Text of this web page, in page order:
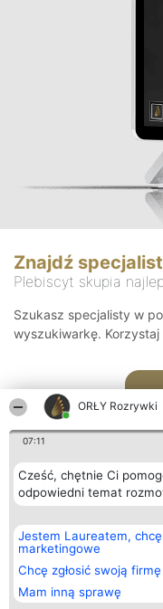
ORŁY Rozrywki
07:11
Cześć, chętnie Ci
odpowiedni temat
Jestem Laureatem,
marketingowe
Chcę zgłosić swoją firmę
Mam inną sprawę
Znajdź
Plebiscyt skupia
Szukasz specjalisty w
wyszukiwarkę.
Organizator plebiscytu
Bright Side Solutions sp. z o.
o. sp. k.
ul. Ruska 22
Wrocław 50-079
KRS 0000749100 | Regon
381313360 | NIP 8943132676